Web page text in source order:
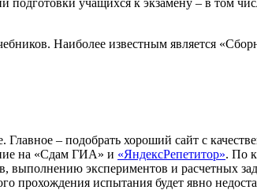
подготовки учащихся к экзамену – в том
Наиболее известным является
– подобрать хороший сайт с
на «Сдам ГИА» и «ЯндексРепетитор». По
выполнению экспериментов и расчетных
прохождения испытания будет явно